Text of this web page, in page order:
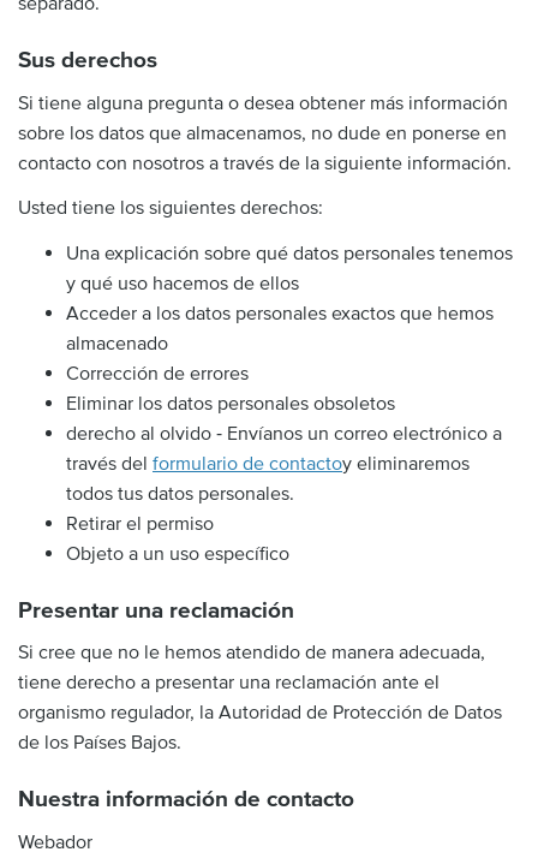
Sus derechos
Si tiene alguna pregunta o desea obtener más información
sobre los datos que almacenamos, no dude en ponerse en
contacto con nosotros a través de la siguiente información.
Usted tiene los siguientes derechos:
Una explicación sobre qué datos personales tenemos
y qué uso hacemos de ellos
Acceder a los datos personales exactos que hemos
almacenado
Corrección de errores
Eliminar los datos personales obsoletos
derecho al olvido ‐ Envíanos un correo electrónico a
través del formulario de contactoy eliminaremos
todos tus datos personales.
Retirar el permiso
Objeto a un uso específico
Presentar una reclamación
Si cree que no le hemos atendido de manera adecuada,
tiene derecho a presentar una reclamación ante el
organismo regulador, la Autoridad de Protección de Datos
de los Países Bajos.
Nuestra información de contacto
Webador